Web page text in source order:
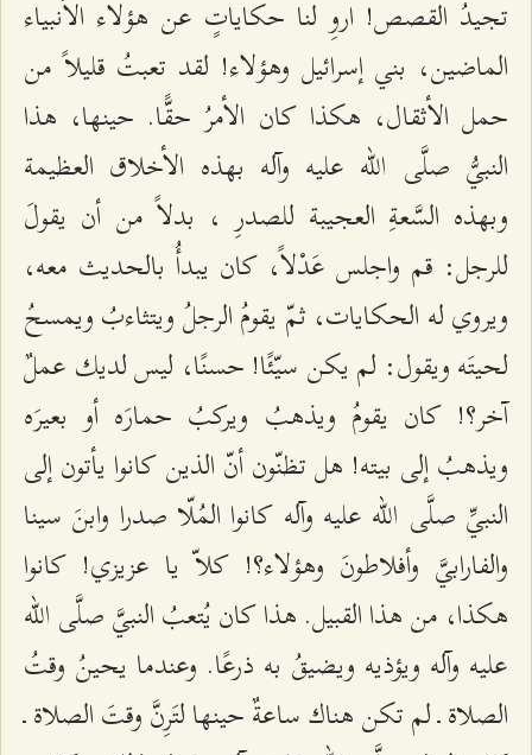
تجيدُ القصص! اروِ لنا حكاياتٍ عن هؤلاء الأنبياء
الماضين، بني إسرائيل وهؤلاء! لقد تعبتُ قليلاً من
حمل الأثقال، هكذا كان الأمرُ حقًّا. حينها، هذا
النبيُّ صلَّى الله عليه وآله بهذه الأخلاق العظيمة
وبهذه السَّعةِ العجيبة للصدرِ ، بدلاً من أن يقولَ
للرجل: قم واجلس عَدْلاً، كان يبدأُ بالحديث معه،
ويروي له الحكايات، ثمّ يقومُ الرجلُ ويتثاءبُ ويمسحُ
لحيتَه ويقول: لم يكن سيّئًا! حسنًا، ليس لديك عملٌ
آخر؟! كان يقومُ ويذهبُ ويركبُ حمارَه أو بعيرَه
ويذهبُ إلى بيته! هل تظنّون أنّ الذين كانوا يأتون إلى
النبيِّ صلَّى الله عليه وآله كانوا المُلّا صدرا وابنَ سينا
والفارابيَّ وأفلاطونَ وهؤلاء؟! كلاّ يا عزيزي! كانوا
هكذا، من هذا القبيل. هذا كان يُتعبُ النبيَّ صلَّى الله
عليه وآله ويؤذيه ويضيقُ به ذرعًا. وعندما يحينُ وقتُ
الصلاة ـ لم تكن هناك ساعةٌ حينها لتَرِنَّ وقتَ الصلاة ـ